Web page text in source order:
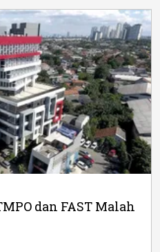
dan FAST Malah